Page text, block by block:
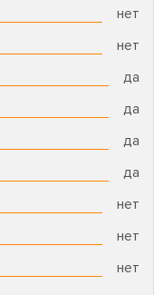
нет
нет
да
да
да
да
нет
нет
нет